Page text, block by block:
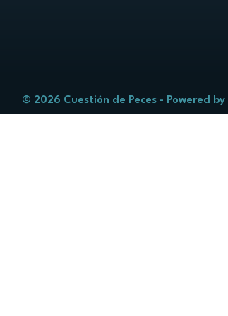
© 2026 Cuestión de Peces - Powered by